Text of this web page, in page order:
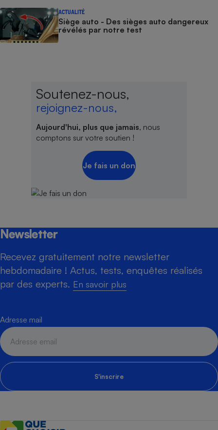
ACTUALITÉ
Siège auto - Des sièges auto dangereux
révélés par notre test
Soutenez-nous,
rejoignez-nous,
Aujourd'hui, plus que jamais, nous
comptons sur votre soutien !
Je fais un don
Newsletter
Recevez gratuitement notre newsletter
hebdomadaire ! Actus, tests, enquêtes réalisés
par des experts. En savoir plus
Adresse mail
S'inscrire